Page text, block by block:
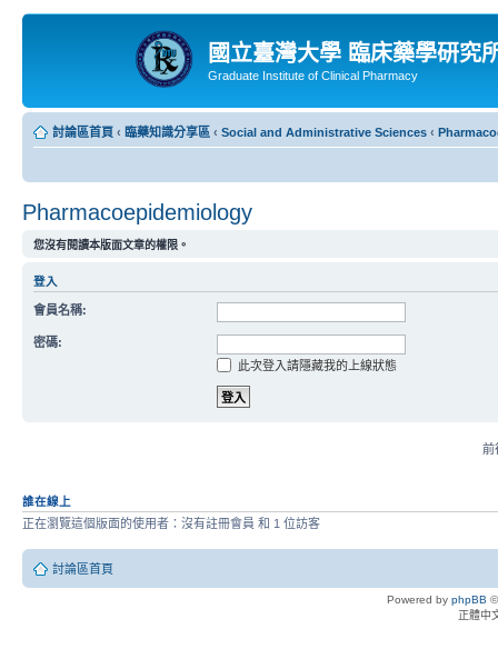
國立臺灣大學 臨床藥學研究
Graduate Institute of Clinical Pharmacy
討論區首頁 ‹ 臨藥知識分享區 ‹ Social and Administrative Sciences ‹
Pharmacoepidemiology
您沒有閱讀本版面文章的權限。
登入
會員名稱:
密碼:
此次登入請隱藏我的上線狀態
前
誰在線上
正在瀏覽這個版面的使用者：沒有註冊會員 和 1 位訪客
討論區首頁
Powered by phpBB
正體中